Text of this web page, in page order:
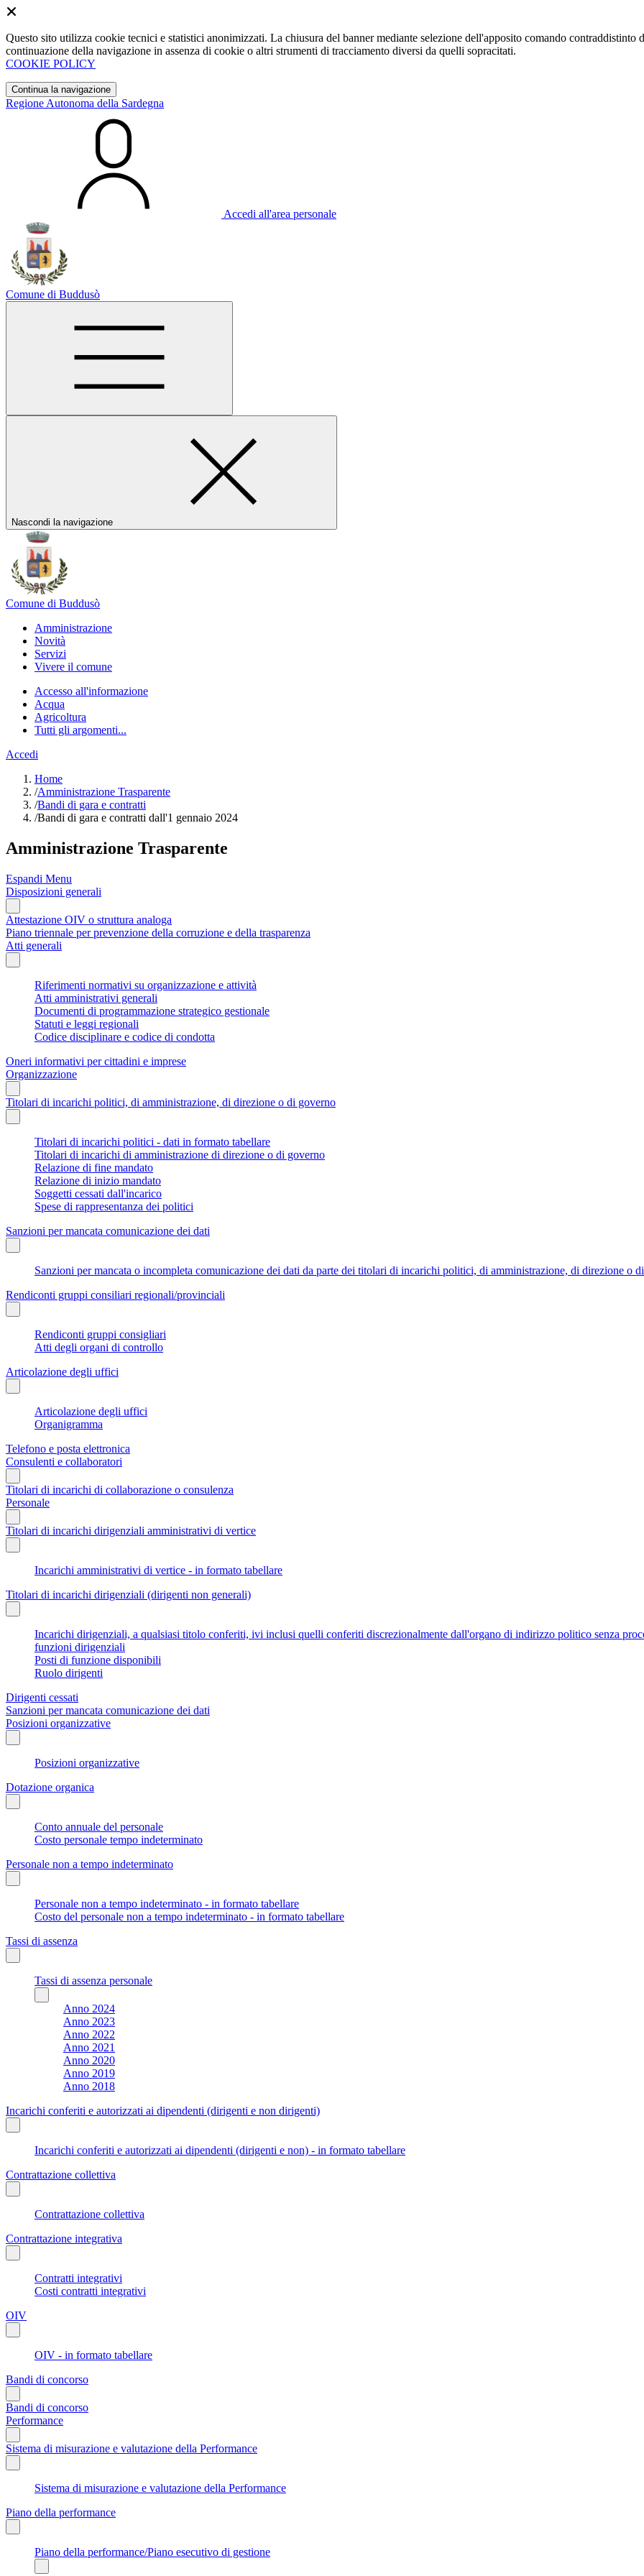
Questo sito utilizza cookie tecnici e statistici anonimizzati. La chiusura del banner mediante selezione dell'apposito comando
continuazione della navigazione in assenza di cookie o altri strumenti di tracciamento diversi da quelli sopracitati.
COOKIE POLICY
Continua la navigazione
Regione Autonoma della Sardegna
Accedi all'area personale
Comune di Buddusò
Nascondi la navigazione
Comune di Buddusò
Amministrazione
Novità
Servizi
Vivere il comune
Accesso all'informazione
Acqua
Agricoltura
Tutti gli argomenti...
Accedi
Home
/Amministrazione Trasparente
/Bandi di gara e contratti
/Bandi di gara e contratti dall'1 gennaio 2024
Amministrazione Trasparente
Espandi Menu
Disposizioni generali
Attestazione OIV o struttura analoga
Piano triennale per prevenzione della corruzione e della trasparenza
Atti generali
Riferimenti normativi su organizzazione e attività
Atti amministrativi generali
Documenti di programmazione strategico gestionale
Statuti e leggi regionali
Codice disciplinare e codice di condotta
Oneri informativi per cittadini e imprese
Organizzazione
Titolari di incarichi politici, di amministrazione, di direzione o di governo
Titolari di incarichi politici - dati in formato tabellare
Titolari di incarichi di amministrazione di direzione o di governo
Relazione di fine mandato
Relazione di inizio mandato
Soggetti cessati dall'incarico
Spese di rappresentanza dei politici
Sanzioni per mancata comunicazione dei dati
Sanzioni per mancata o incompleta comunicazione dei dati da parte dei titolari di incarichi politici, di amministrazione, di direzione o
Rendiconti gruppi consiliari regionali/provinciali
Rendiconti gruppi consigliari
Atti degli organi di controllo
Articolazione degli uffici
Articolazione degli uffici
Organigramma
Telefono e posta elettronica
Consulenti e collaboratori
Titolari di incarichi di collaborazione o consulenza
Personale
Titolari di incarichi dirigenziali amministrativi di vertice
Incarichi amministrativi di vertice - in formato tabellare
Titolari di incarichi dirigenziali (dirigenti non generali)
Incarichi dirigenziali, a qualsiasi titolo conferiti, ivi inclusi quelli conferiti discrezionalmente dall'organo di indirizzo politico senza
funzioni dirigenziali
Posti di funzione disponibili
Ruolo dirigenti
Dirigenti cessati
Sanzioni per mancata comunicazione dei dati
Posizioni organizzative
Posizioni organizzative
Dotazione organica
Conto annuale del personale
Costo personale tempo indeterminato
Personale non a tempo indeterminato
Personale non a tempo indeterminato - in formato tabellare
Costo del personale non a tempo indeterminato - in formato tabellare
Tassi di assenza
Tassi di assenza personale
Anno 2024
Anno 2023
Anno 2022
Anno 2021
Anno 2020
Anno 2019
Anno 2018
Incarichi conferiti e autorizzati ai dipendenti (dirigenti e non dirigenti)
Incarichi conferiti e autorizzati ai dipendenti (dirigenti e non) - in formato tabellare
Contrattazione collettiva
Contrattazione collettiva
Contrattazione integrativa
Contratti integrativi
Costi contratti integrativi
OIV
OIV - in formato tabellare
Bandi di concorso
Bandi di concorso
Performance
Sistema di misurazione e valutazione della Performance
Sistema di misurazione e valutazione della Performance
Piano della performance
Piano della performance/Piano esecutivo di gestione